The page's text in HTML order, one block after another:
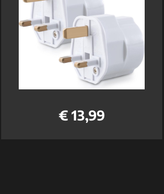
€ 13,99